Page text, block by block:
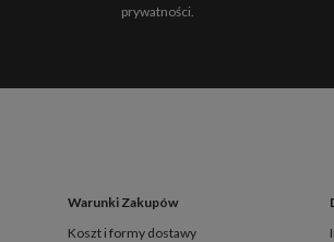
prywatności.
Warunki Zakupów
Koszt i formy dostawy